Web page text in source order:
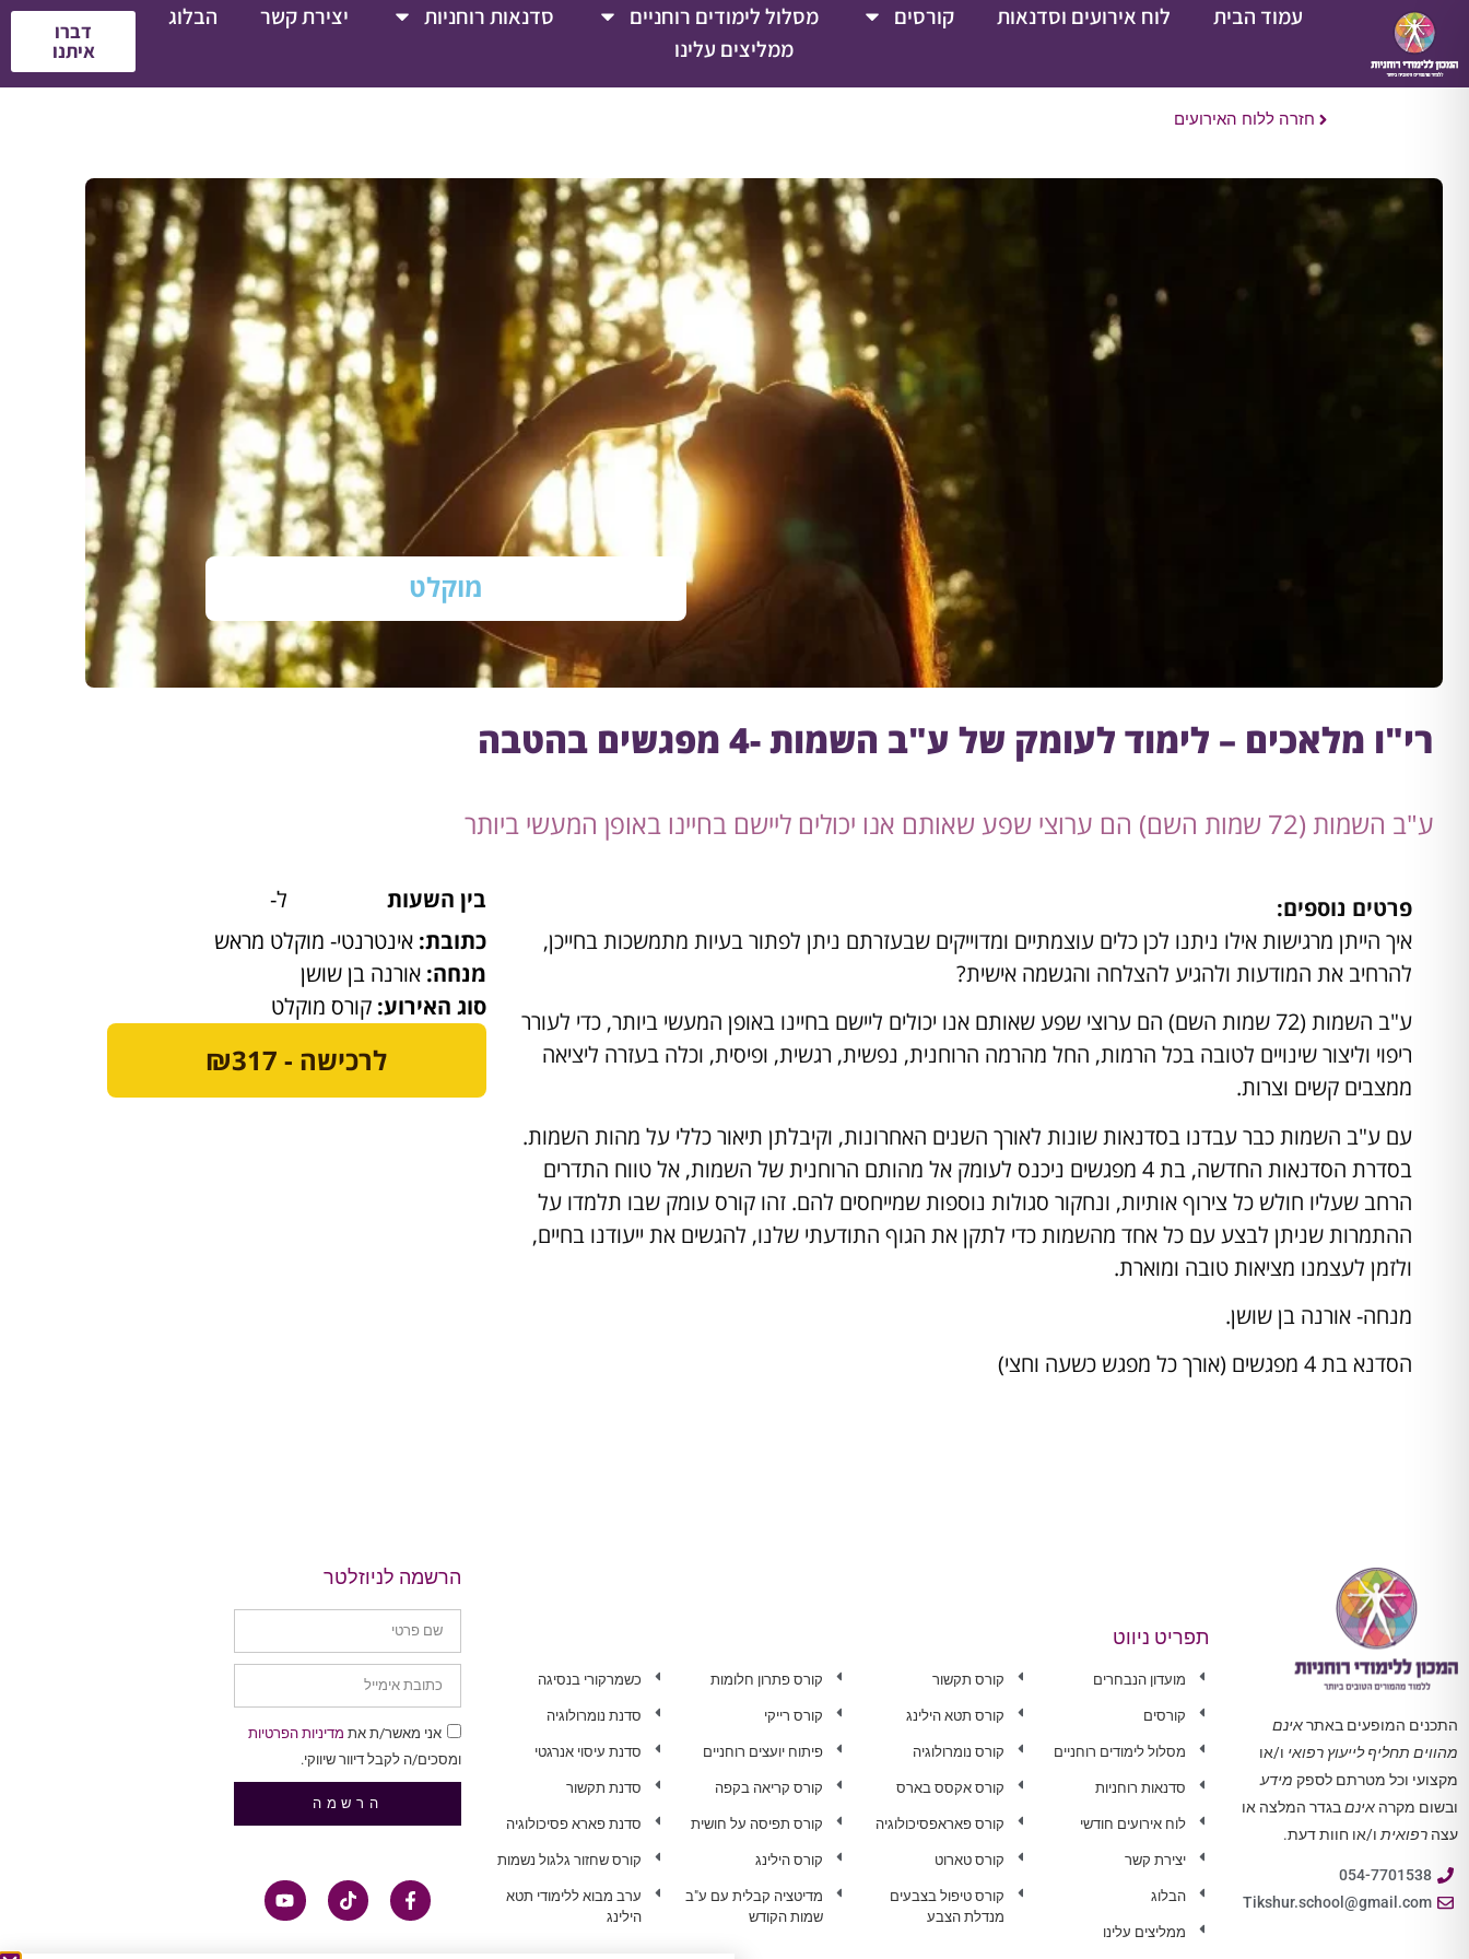
עמוד הבית לוח אירועים וסדנאות קורסים מסלול לימודים רוחניים סדנאות רוחניות יצירת קשר
הבלוג
ממליצים עלינו
דברו
איתנו
חזרה ללוח האירועים
מוקלט
רי"ו מלאכים – לימוד לעומק של ע"ב השמות -4 מפגשים בהטבה
ע"ב השמות (72 שמות השם) הם ערוצי שפע שאותם אנו יכולים ליישם בחיינו באופן המעשי ביותר
פרטים נוספים:
איך הייתן מרגישות אילו ניתנו לכן כלים עוצמתיים ומדוייקים שבעזרתם ניתן לפתור בעיות מתמשכות בחייכן,
להרחיב את המודעות ולהגיע להצלחה והגשמה אישית?
ע"ב השמות (72 שמות השם) הם ערוצי שפע שאותם אנו יכולים ליישם בחיינו באופן המעשי ביותר, כדי לעורר
ריפוי וליצור שינויים לטובה בכל הרמות, החל מהרמה הרוחנית, נפשית, רגשית, ופיסית, וכלה בעזרה ליציאה
ממצבים קשים וצרות.
עם ע"ב השמות כבר עבדנו בסדנאות שונות לאורך השנים האחרונות, וקיבלתן תיאור כללי על מהות השמות.
בסדרת הסדנאות החדשה, בת 4 מפגשים ניכנס לעומק אל מהותם הרוחנית של השמות, אל טווח התדרים
הרחב שעליו חולש כל צירוף אותיות, ונחקור סגולות נוספות שמייחסים להם. זהו קורס עומק שבו תלמדו על
ההתמרות שניתן לבצע עם כל אחד מהשמות כדי לתקן את הגוף התודעתי שלנו, להגשים את ייעודנו בחיים,
ולזמן לעצמנו מציאות טובה ומוארת.
מנחה- אורנה בן שושן.
הסדנא בת 4 מפגשים (אורך כל מפגש כשעה וחצי)
בין השעות
ל-
כתובת: אינטרנטי- מוקלט מראש
מנחה:אורנה בן שושן
סוג האירוע:קורס מוקלט
לרכישה - ₪317
התכנים המופעים באתראינם
מהווים תחליף לייעוץ רפואי ו/או
מקצועי וכל מטרתם לספק מידע
ובשום מקרה אינםבגדר המלצה או
עצה רפואיתו/או חוות דעת.
054-7701538
Tikshur.school@gmail.com
תפריט ניווט
מועדון הנבחרים
קורסים
מסלול לימודים רוחניים
סדנאות רוחניות
לוח אירועים חודשי
יצירת קשר
הבלוג
ממליצים עלינו
קורס תקשור
קורס תטא הילינג
קורס נומרולוגיה
קורס אקסס בארס
קורס פאראפסיכולוגיה
קורס טארוט
קורס טיפול בצבעים
מנדלת הצבע
קורס פתרון חלומות
קורס רייקי
פיתוח יועצים רוחניים
קורס קריאה בקפה
קורס תפיסה על חושית
קורס הילינג
מדיטציה קבלית עם ע"ב
שמות הקודש
כשמרקורי בנסיגה
סדנת נומרולוגיה
סדנת עיסוי אנרגטי
סדנת תקשור
סדנת פארא פסיכולוגיה
קורס שחזור גלגול נשמות
ערב מבוא ללימודי תטא
הילינג
הרשמה לניוזלטר
אני מאשר/ת את מדיניות הפרטיות
ומסכים/ה לקבל דיוור שיווקי.
הרשמה